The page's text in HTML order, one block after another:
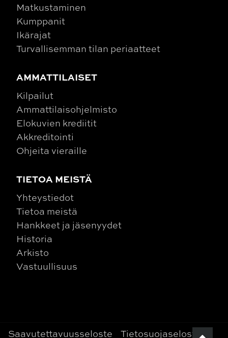
Matkustaminen
Kumppanit
Ikärajat
Turvallisemman tilan periaatteet
AMMATTILAISET
Kilpailut
Ammattilaisohjelmisto
Elokuvien krediitit
Akkreditointi
Ohjeita vieraille
TIETOA MEISTÄ
Yhteystiedot
Tietoa meistä
Hankkeet ja jäsenyydet
Historia
Arkisto
Vastuullisuus
Saavutettavuusseloste Tietosuojaseloste